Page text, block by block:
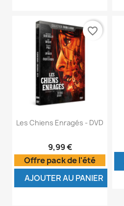
Les Chiens Enragés - DVD
9,99 €
Offre pack de l'été
AJOUTER AU PANIER
favorite_border